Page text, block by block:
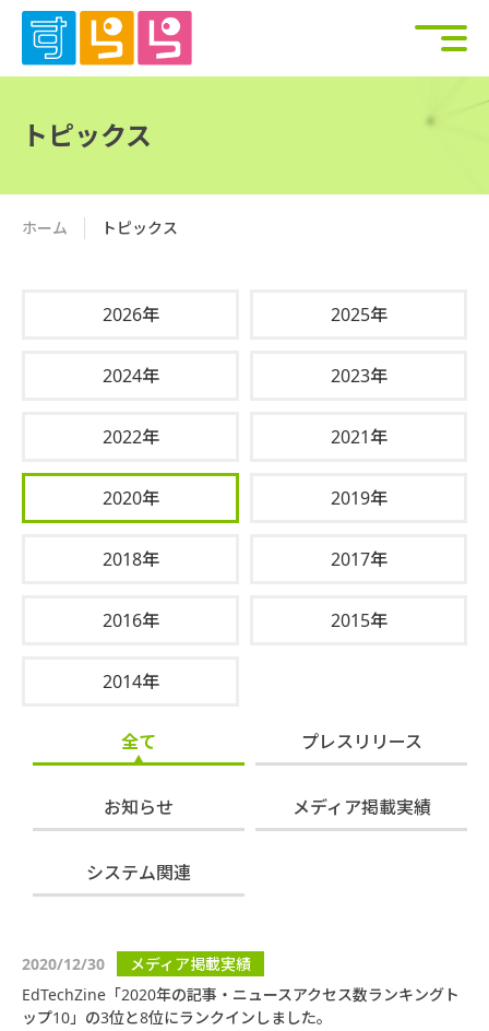
トピックス
ホーム トピックス
2026年 2025年
2024年 2023年
2022年 2021年
2020年 2019年
2018年 2017年
2016年 2015年
2014年
全て プレスリリース
お知らせ メディア掲載実績
システム関連
2020/12/30
メディア掲載実績
EdTechZine「2020年の記事・ニュースアクセス数ランキングト
ップ10」の3位と8位にランクインしました。